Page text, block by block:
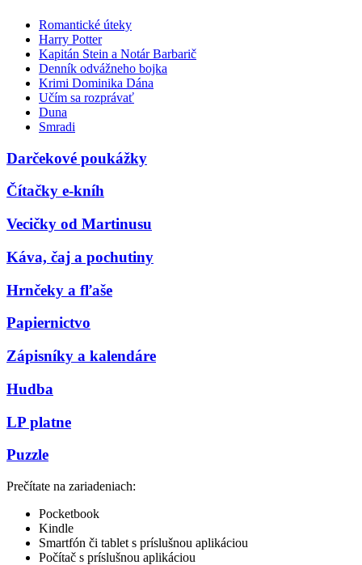
Romantické úteky
Harry Potter
Kapitán Stein a Notár Barbarič
Denník odvážneho bojka
Krimi Dominika Dána
Učím sa rozprávať
Duna
Smradi
Darčekové poukážky
Čítačky e-kníh
Vecičky od Martinusu
Káva, čaj a pochutiny
Hrnčeky a fľaše
Papiernictvo
Zápisníky a kalendáre
Hudba
LP platne
Puzzle
Prečítate na zariadeniach:
Pocketbook
Kindle
Smartfón či tablet s príslušnou aplikáciou
Počítač s príslušnou aplikáciou